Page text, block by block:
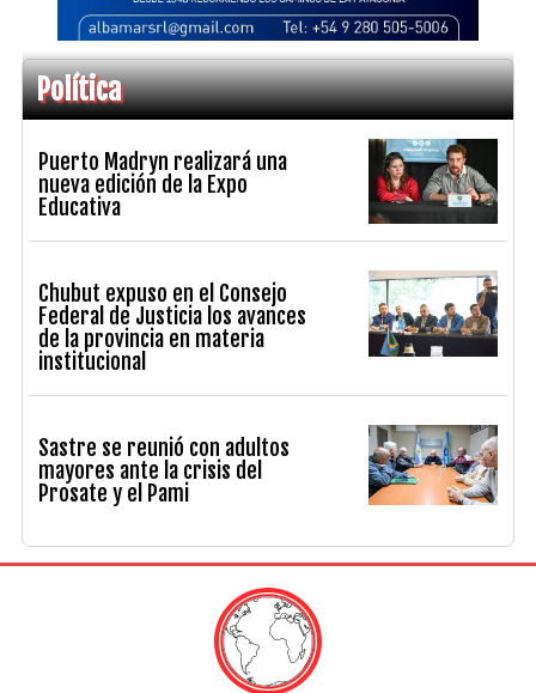
Política
Puerto Madryn realizará una
nueva edición de la Expo
Educativa
Chubut expuso en el Consejo
Federal de Justicia los avances
de la provincia en materia
institucional
Sastre se reunió con adultos
mayores ante la crisis del
Prosate y el Pami